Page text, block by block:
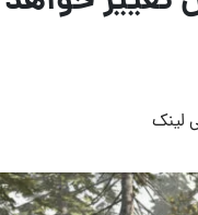
لینک